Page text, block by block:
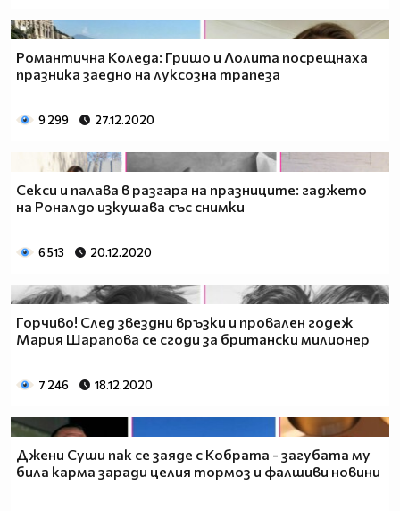
Романтична Коледа: Гришо и Лолита посрещнаха
празника заедно на луксозна трапеза
9 299 27.12.2020
Секси и палава в разгара на празниците: гаджето
на Роналдо изкушава със снимки
6 513 20.12.2020
Горчиво! След звездни връзки и провален годеж
Мария Шарапова се сгоди за британски милионер
7 246 18.12.2020
Джени Суши пак се заяде с Кобрата - загубата му
била карма заради целия тормоз и фалшиви новини